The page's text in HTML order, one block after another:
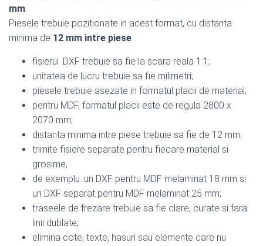
mm.
Piesele trebuie pozitionate in acest format, cu distanta
minima de 12 mm intre piese.
fisierul .DXF trebuie sa fie la scara reala 1:1;
unitatea de lucru trebuie sa fie milimetri;
piesele trebuie asezate in formatul placii de material;
pentru MDF, formatul placii este de regula 2800 x
2070 mm;
distanta minima intre piese trebuie sa fie de 12 mm;
trimite fisiere separate pentru fiecare material si
grosime;
de exemplu: un DXF pentru MDF melaminat 18 mm si
un DXF separat pentru MDF melaminat 25 mm;
traseele de frezare trebuie sa fie clare, curate si fara
linii dublate;
elimina cote, texte, hasuri sau elemente care nu